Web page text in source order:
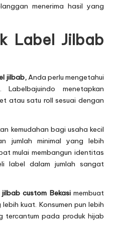
menerima hasil yang
Label Jilbab
jilbab,Anda perlu mengetahui
Labelbajuindo menetapkan
atau satu roll sesuai dengan
kemudahan bagi usaha kecil
jumlah minimal yang lebih
mulai membangun identitas
label dalam jumlah sangat
custom Bekasimembuat
kuat. Konsumen pun lebih
tercantum pada produk hijab